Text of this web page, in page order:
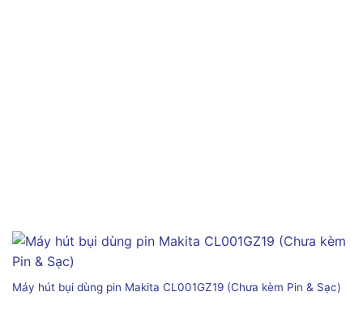
Máy hút bụi dùng pin Makita CL001GZ19 (Chưa kèm Pin & Sạc)